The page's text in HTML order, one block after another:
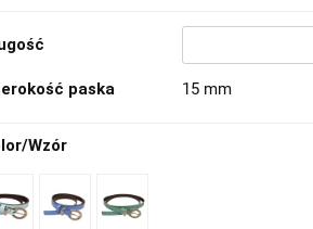
paska 15 mm
Wzór